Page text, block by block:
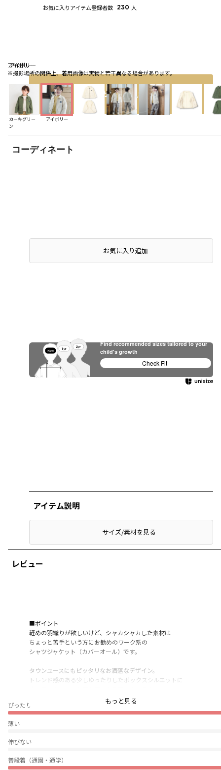
アイボリー
※撮影場所の関係上、着用画像は実物と若干異なる場合があります。
アイボリー
アイボリー
カーキグリー
ン
アイボリー
コーディネート
レビュー
ぴったり
薄い
伸びない
普段着（通園・通学）
お気に入りアイテム登録者数 230 人
カートに入れる
お気に入り追加
アイテム説明
サイズ/素材を見る
■ポイント
軽めの羽織りが欲しいけど、シャカシャカした素材は
ちょっと苦手という方にお勧めのワーク系の
シャツジャケット（カバーオール）です。
タウンユースにもピッタリなお洒落なデザイン。
トレンド感のある少しゆったりしたボックスシルエットに
ナイロン素材と違いシャカシャカ感がほとんどない
ポリエステルタフタを使ったしっかりした仕様で、
トレンドのアイボリーと着回しやスタイリングがしやすい
もっと見る
Find recommended sizes tailored to your
child's growth
Check Fit